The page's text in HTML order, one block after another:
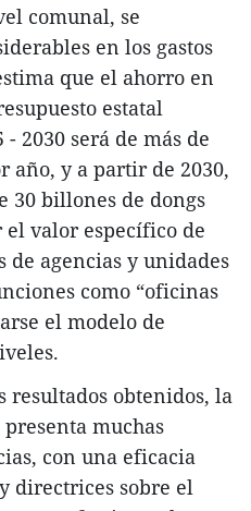
comunal, se
en los gastos
que el ahorro en
estatal
2030 será de más de
año, y a partir de 2030,
30 billones de dongs
el valor específico de
de agencias y unidades
como “oficinas
el modelo de
resultados obtenidos, la
muchas
con una eficacia
directrices sobre el